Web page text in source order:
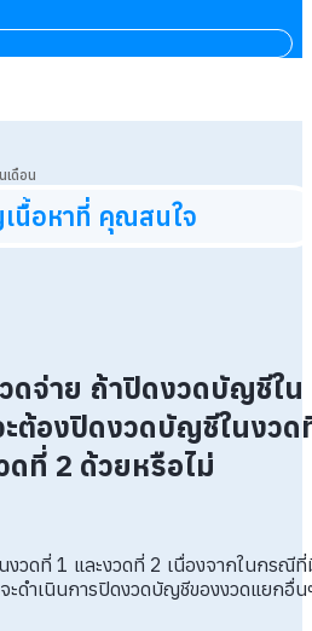
เดือน
นื้อหาที่ คุณสนใจ
จ่าย ถ้าปิดงวดบัญชีใน
ะต้องปิดงวดบัญชีในงวด
ดที่ 2 ด้วยหรือไม่
งวดที่ 1 และงวดที่ 2 เนื่องจากในกรณี
ะดำเนินการปิดงวดบัญชีของงวดแยกอื่